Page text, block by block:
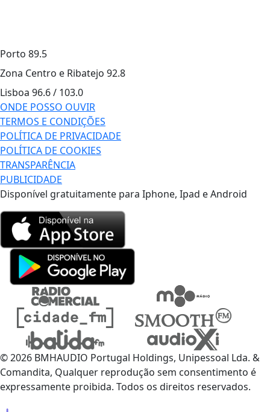
Porto 89.5
Zona Centro e Ribatejo 92.8
Lisboa 96.6 / 103.0
ONDE POSSO OUVIR
TERMOS E CONDIÇÕES
POLÍTICA DE PRIVACIDADE
POLÍTICA DE COOKIES
TRANSPARÊNCIA
PUBLICIDADE
Disponível gratuitamente para Iphone, Ipad e Android
© 2026 BMHAUDIO Portugal Holdings, Unipessoal Lda. &
Comandita, Qualquer reprodução sem consentimento é
expressamente proibida. Todos os direitos reservados.